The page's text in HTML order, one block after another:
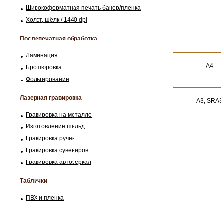
Широкоформатная печать банер/пленка
Холст, шёлк / 1440 dpi
Послепечатная обработка
Ламинация
Брошюровка
Фольгирование
Лазерная гравировка
Гравировка на металле
Изготовление шильд
Гравировка ручек
Гравировка сувениров
Гравировка автозеркал
Таблички
ПВХ и пленка
A4
А3,